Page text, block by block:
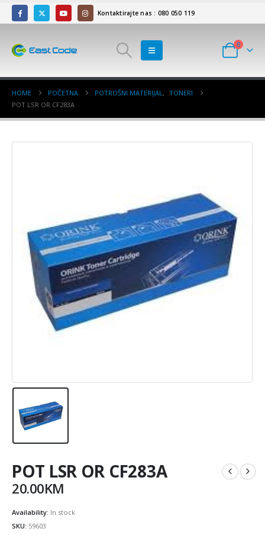
Kontaktirajte nas : 080 050 119
0
HOME POČETNA POTROŠNI MATERIJAL, TONERI
POT LSR OR CF283A
POT LSR OR CF283A
20.00KM
Availability: In stock
SKU: 59603